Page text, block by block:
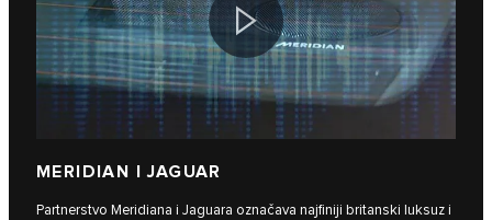
MERIDIAN I JAGUAR
Partnerstvo Meridiana i Jaguara označava najfiniji britanski luksuz i